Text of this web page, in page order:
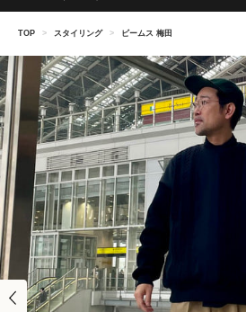
TOP > スタイリング > ビームス 梅田